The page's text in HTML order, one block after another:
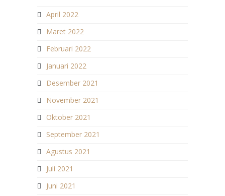
April 2022
Maret 2022
Februari 2022
Januari 2022
Desember 2021
November 2021
Oktober 2021
September 2021
Agustus 2021
Juli 2021
Juni 2021